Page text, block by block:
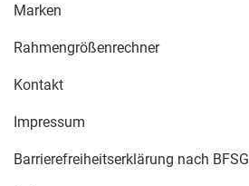
Marken
Rahmengrößenrechner
Kontakt
Impressum
Barrierefreiheitserklärung nach BFSG